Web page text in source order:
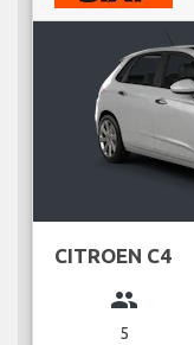
CITROEN C4
group
5